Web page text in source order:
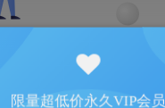
限量超低价永久VIP会员